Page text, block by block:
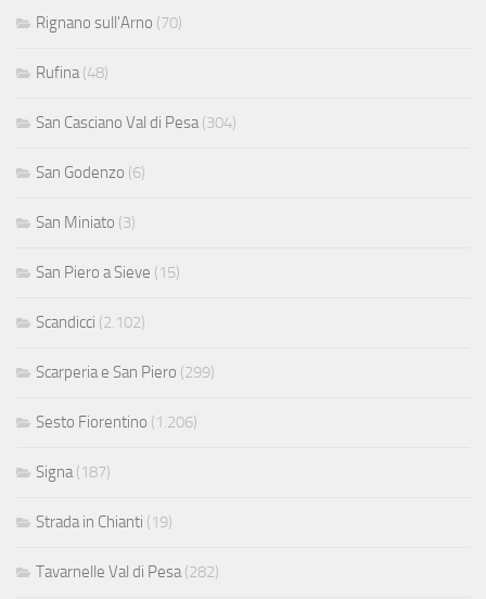
Rignano sull'Arno (70)
Rufina(48)
San Casciano Val di Pesa(304)
San Godenzo (6)
San Miniato (3)
San Piero a Sieve (15)
Scandicci (2.102)
Scarperia e San Piero (299)
Sesto Fiorentino (1.206)
Signa(187)
Strada in Chianti (19)
Tavarnelle Val di Pesa(282)